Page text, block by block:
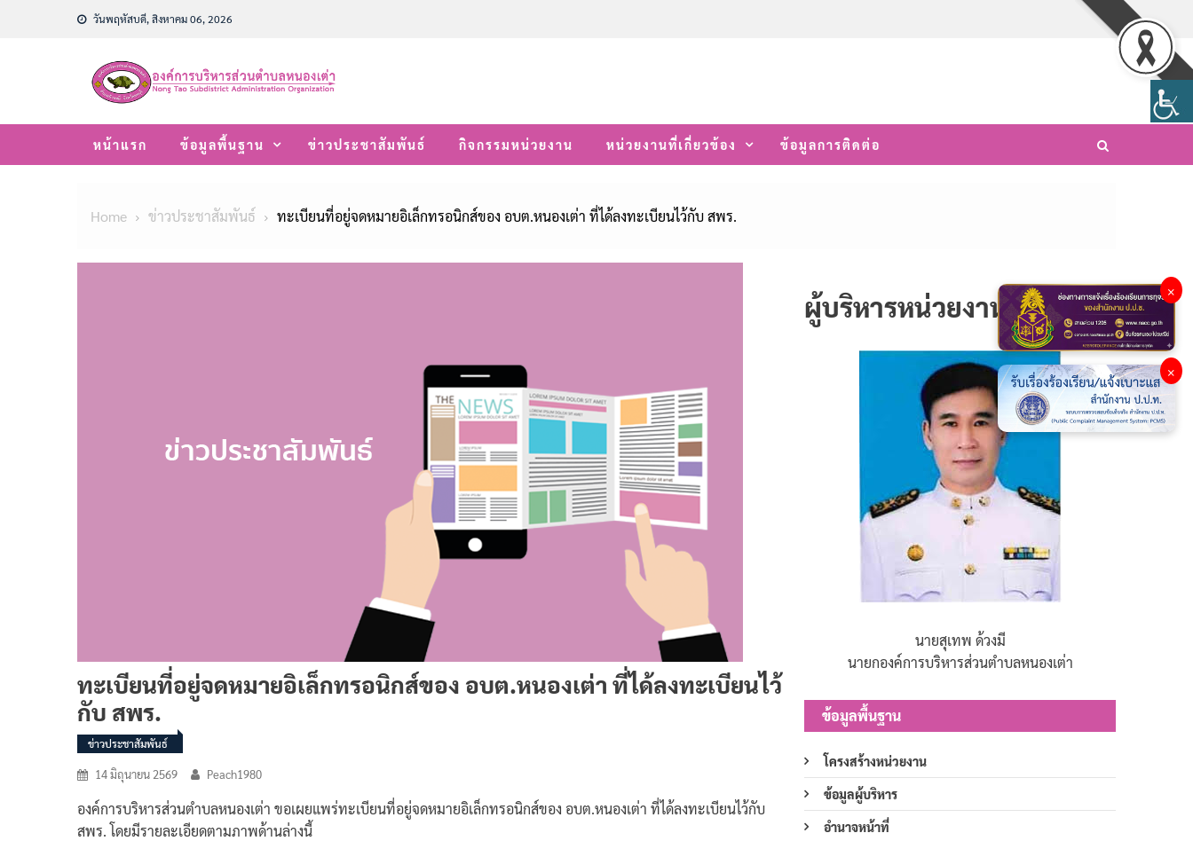
วันพฤหัสบดี, สิงหาคม 06, 2026
หน้าแรก ข้อมูลพื้นฐาน ข่าวประชาสัมพันธ์ กิจกรรมหน่วยงาน หน่วยงานที่เกี่ยวข้อง ข้อมูลการติดต่อ
Home ข่าวประชาสัมพันธ์ ทะเบียนที่อยู่จดหมายอิเล็กทรอนิกส์ของ อบต.หนองเต่า ที่ได้ลงทะเบียนไว้กับ สพร.
ทะเบียนที่อยู่จดหมายอิเล็กทรอนิกส์ของ อบต.หนองเต่า ที่ได้ลงทะเบียนไว้
กับ สพร.
ข่าวประชาสัมพันธ์
14 มิถุนายน 2569 Peach1980
องค์การบริหารส่วนตำบลหนองเต่า ขอเผยแพร่ทะเบียนที่อยู่จดหมายอิเล็กทรอนิกส์ของ อบต.หนองเต่า ที่ได้ลงทะเบียนไว้กับ
สพร. โดยมีรายละเอียดตามภาพด้านล่างนี้
ผู้บริหารหน่วยงาน
นายสุเทพ ด้วงมี
นายกองค์การบริหารส่วนตำบลหนองเต่า
ข้อมูลพื้นฐาน
โครงสร้างหน่วยงาน
ข้อมูลผู้บริหาร
อำนาจหน้าที่
×
×